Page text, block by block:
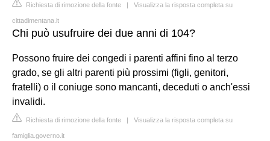
Richiesta di rimozione della fonte | Visualizza la risposta completa su
cittadimentana.it
Chi può usufruire dei due anni di 104?
Possono fruire dei congedi i parenti affini fino al terzo
grado, se gli altri parenti più prossimi (figli, genitori,
fratelli) o il coniuge sono mancanti, deceduti o anch'essi
invalidi.
Richiesta di rimozione della fonte | Visualizza la risposta completa su
famiglia.governo.it